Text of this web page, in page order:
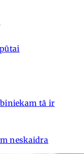
tā ir
neskaidra